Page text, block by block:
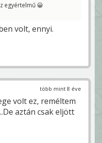
egyértelmű 😀
volt, ennyi.
több mint 8 éve
volt ez, reméltem
aztán csak eljött